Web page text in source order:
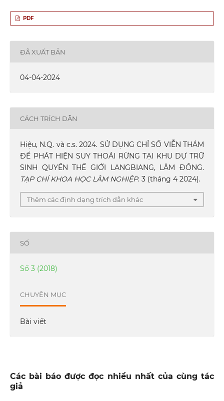
PDF
ĐÃ XUẤT BẢN
04-04-2024
CÁCH TRÍCH DẪN
Hiệu, N.Q. và c.s. 2024. SỬ DỤNG CHỈ SỐ VIỄN THÁM
ĐỂ PHÁT HIỆN SUY THOÁI RỪNG TẠI KHU DỰ TRỮ
SINH QUYỂN THẾ GIỚI LANGBIANG, LÂM ĐỒNG.
TẠP CHÍ KHOA HỌC LÂM NGHIỆP. 3 (tháng 4 2024).
Thêm các định dạng trích dẫn khác
SỐ
Số 3 (2018)
CHUYÊN MỤC
Bài viết
Các bài báo được đọc nhiều nhất của cùng tác
giả